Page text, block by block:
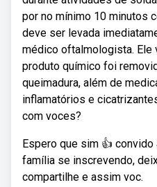
por no mínimo 10 minutos
deve ser levada
médico oftalmologista. Ele
produto químico foi
queimadura, além de
inflamatórios e
com voces?
Espero que sim 👍
família se inscrevendo,
compartilhe e assim voc.